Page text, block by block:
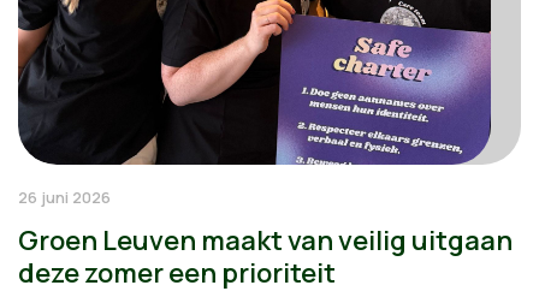
26 juni 2026
Groen Leuven maakt van veilig uitgaan
deze zomer een prioriteit